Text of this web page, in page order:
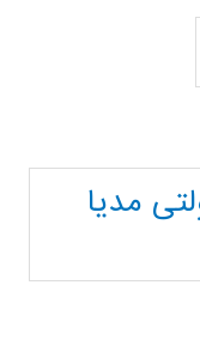
مدیا